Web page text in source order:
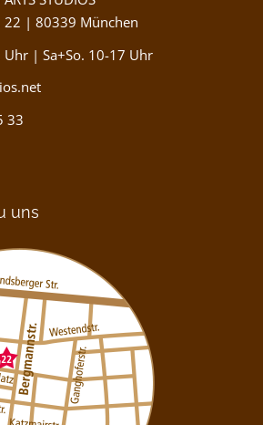
22 | 80339 München
Uhr | Sa+So. 10-17 Uhr
33
uns